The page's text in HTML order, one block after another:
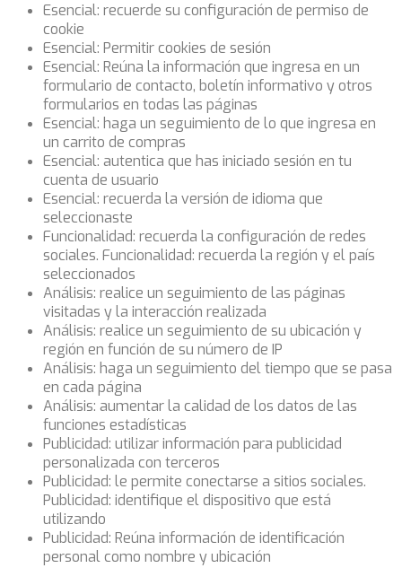
Esencial: recuerde su configuración de permiso de
cookie
Esencial: Permitir cookies de sesión
Esencial: Reúna la información que ingresa en un
formulario de contacto, boletín informativo y otros
formularios en todas las páginas
Esencial: haga un seguimiento de lo que ingresa en
un carrito de compras
Esencial: autentica que has iniciado sesión en tu
cuenta de usuario
Esencial: recuerda la versión de idioma que
seleccionaste
Funcionalidad: recuerda la configuración de redes
sociales. Funcionalidad: recuerda la región y el país
seleccionados
Análisis: realice un seguimiento de las páginas
visitadas y la interacción realizada
Análisis: realice un seguimiento de su ubicación y
región en función de su número de IP
Análisis: haga un seguimiento del tiempo que se pasa
en cada página
Análisis: aumentar la calidad de los datos de las
funciones estadísticas
Publicidad: utilizar información para publicidad
personalizada con terceros
Publicidad: le permite conectarse a sitios sociales.
Publicidad: identifique el dispositivo que está
utilizando
Publicidad: Reúna información de identificación
personal como nombre y ubicación